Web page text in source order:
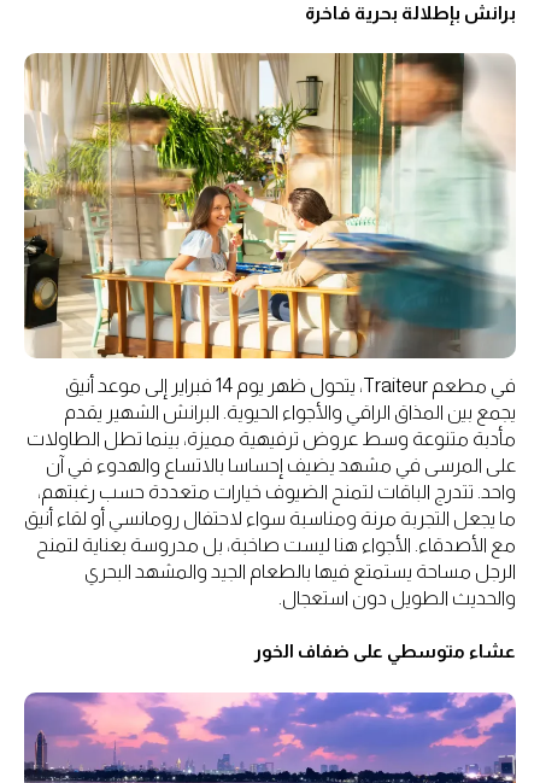
برانش بإطلالة بحرية فاخرة
في مطعم Traiteur، يتحول ظهر يوم 14 فبراير إلى موعد أنيق
يجمع بين المذاق الراقي والأجواء الحيوية. البرانش الشهير يقدم
مأدبة متنوعة وسط عروض ترفيهية مميزة، بينما تطل الطاولات
على المرسى في مشهد يضيف إحساسا بالاتساع والهدوء في آن
واحد. تتدرج الباقات لتمنح الضيوف خيارات متعددة حسب رغبتهم،
ما يجعل التجربة مرنة ومناسبة سواء لاحتفال رومانسي أو لقاء أنيق
مع الأصدقاء. الأجواء هنا ليست صاخبة، بل مدروسة بعناية لتمنح
الرجل مساحة يستمتع فيها بالطعام الجيد والمشهد البحري
والحديث الطويل دون استعجال.
عشاء متوسطي على ضفاف الخور